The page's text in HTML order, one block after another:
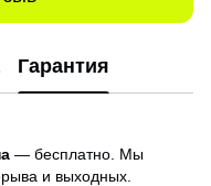
Гарантия
— бесплатно. Мы
и выходных.